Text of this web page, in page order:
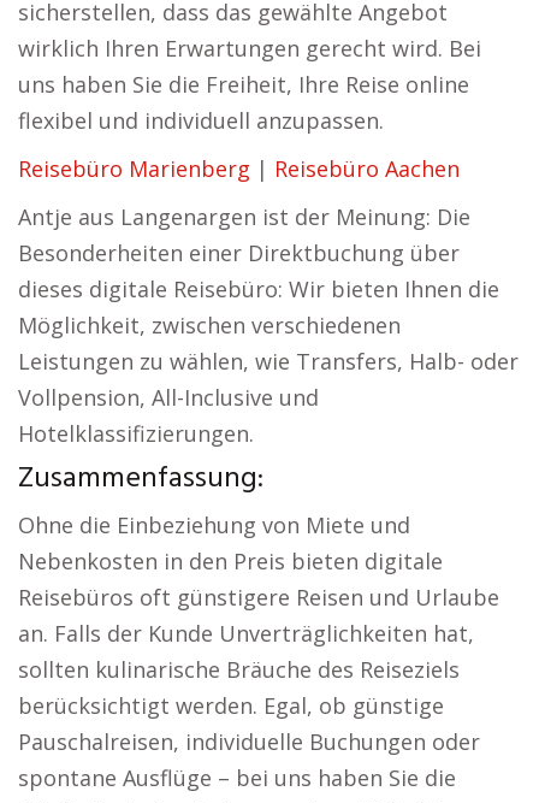
sicherstellen, dass das gewählte Angebot
wirklich Ihren Erwartungen gerecht wird. Bei
uns haben Sie die Freiheit, Ihre Reise online
flexibel und individuell anzupassen.
Reisebüro Marienberg | Reisebüro Aachen
Antje aus Langenargen ist der Meinung: Die
Besonderheiten einer Direktbuchung über
dieses digitale Reisebüro: Wir bieten Ihnen die
Möglichkeit, zwischen verschiedenen
Leistungen zu wählen, wie Transfers, Halb- oder
Vollpension, All-Inclusive und
Hotelklassifizierungen.
Zusammenfassung:
Ohne die Einbeziehung von Miete und
Nebenkosten in den Preis bieten digitale
Reisebüros oft günstigere Reisen und Urlaube
an. Falls der Kunde Unverträglichkeiten hat,
sollten kulinarische Bräuche des Reiseziels
berücksichtigt werden. Egal, ob günstige
Pauschalreisen, individuelle Buchungen oder
spontane Ausflüge – bei uns haben Sie die